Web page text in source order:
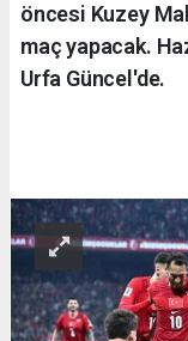
öncesi Kuzey
maç yapacak.
Urfa Güncel'de.